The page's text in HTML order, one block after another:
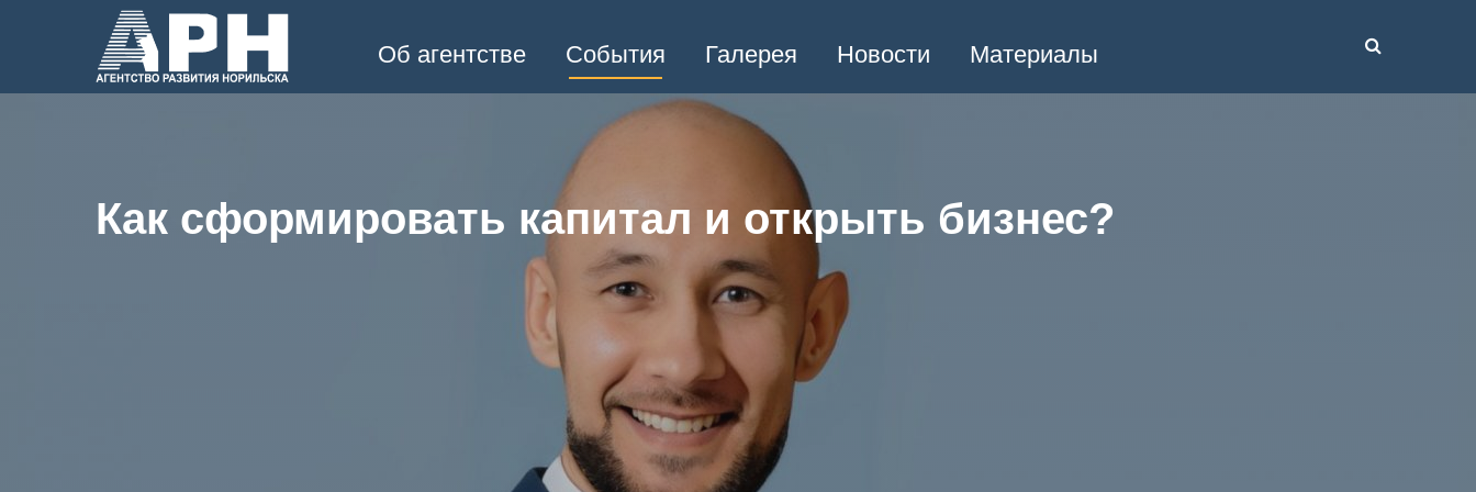
Об агентстве События Галерея Новости Материалы
Как сформировать капитал и открыть бизнес?